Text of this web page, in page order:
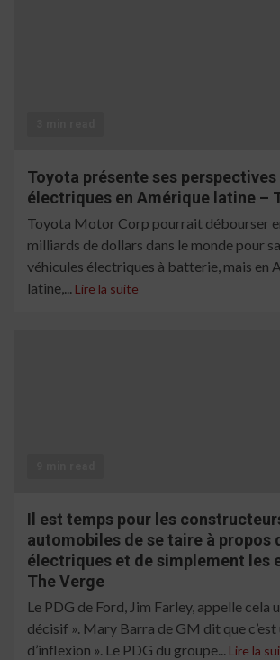
Toyota présente ses
électriques en Amérique latine –
Toyota Motor Corp pourrait débourser
milliards de dollars dans le monde pour
véhicules électriques à batterie, mais en
latine,... Lire la suite
Il est temps pour les
automobiles de se taire à propos
électriques et de simplement les
The Verge
Le PDG de Ford, Jim Farley, appelle cela
décisif ». Mary Barra de GM dit que c’est
d’inflexion ». Le PDG du groupe... Lire la